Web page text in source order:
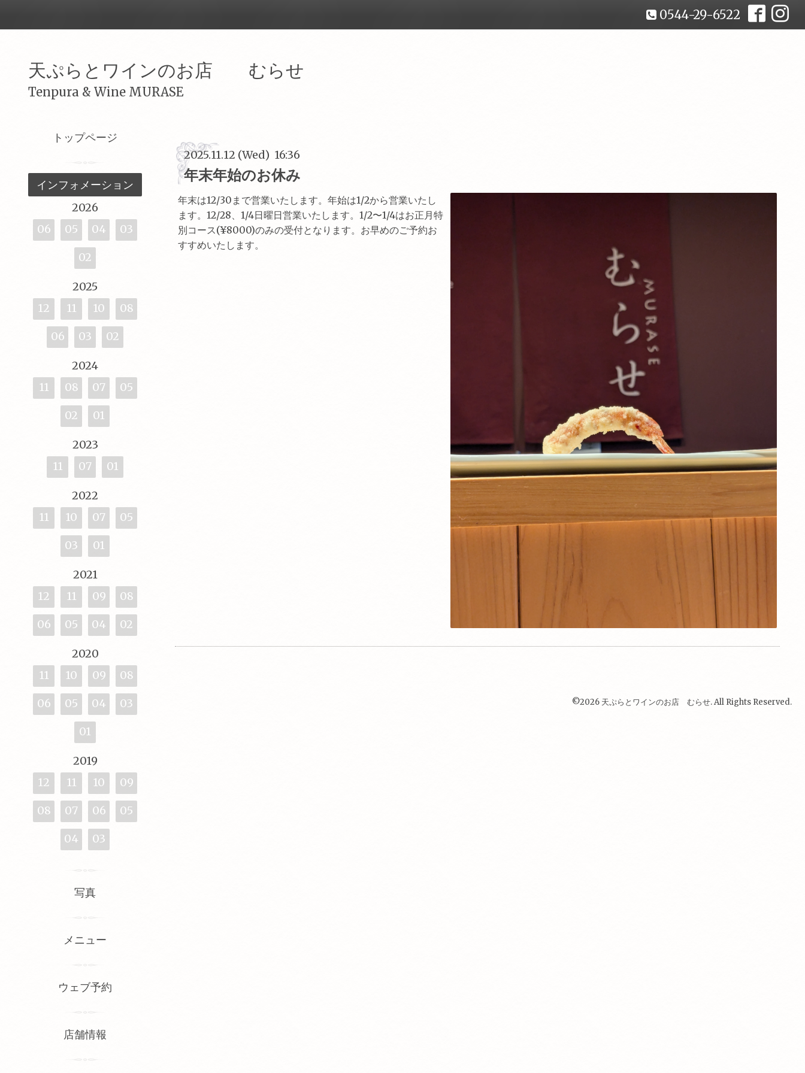
0544-29-6522
天ぷらとワインのお店 むらせ
Tenpura & Wine MURASE
2025.11.12 (Wed) 16:36
年末年始のお休み
年末は12/30まで営業いたします。年始は1/2から営業いたし
ます。12/28、1/4日曜日営業いたします。1/2〜1/4はお正月特
別コース(¥8000)のみの受付となります。お早めのご予約お
すすめいたします。
©2026 天ぷらとワインのお店 むらせ. All Rights Reserved.
トップページ
インフォメーション
2026
06
05 04 03
02
2025
12
11 10 08
06 03 02
2024
11
08 07 05
02 01
2023
11
07 01
2022
11
10 07 05
03 01
2021
12
11 09 08
06 05 04 02
2020
11
10 09 08
06 05 04 03
01
2019
12
11 10 09
08 07 06 05
04 03
写真
メニュー
ウェブ予約
店舗情報